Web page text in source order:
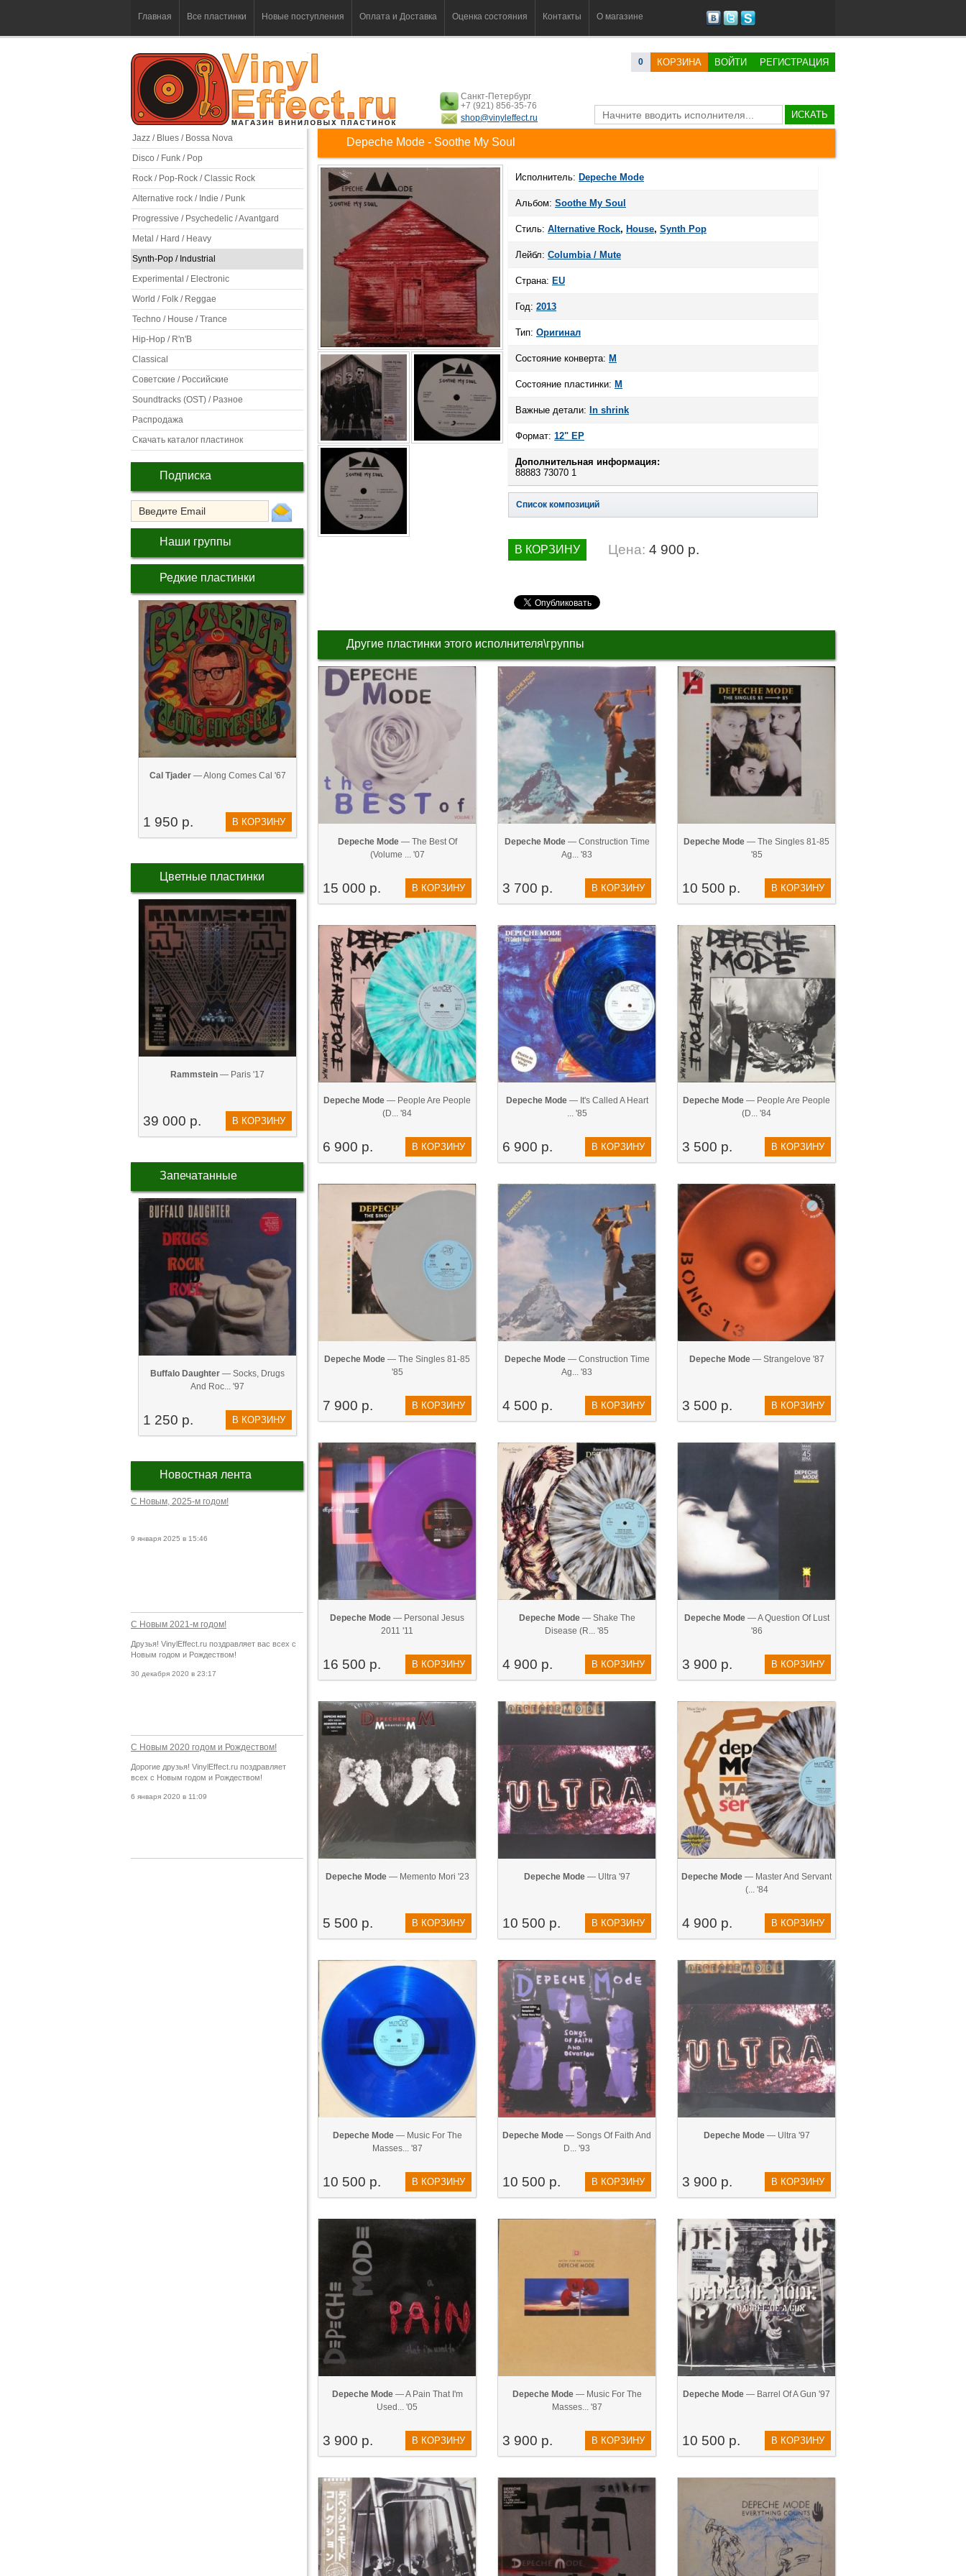
Главная Все пластинки Новые поступления Оплата и Доставка Оценка состояния Контакты О магазине
0 КОРЗИНА ВОЙТИ РЕГИСТРАЦИЯ
Санкт-Петербург
+7 (921) 856-35-76
shop@vinyleffect.ru
ИСКАТЬ
Jazz / Blues / Bossa Nova
Disco / Funk / Pop
Rock / Pop-Rock / Classic Rock
Alternative rock / Indie / Punk
Progressive / Psychedelic / Avantgard
Metal / Hard / Heavy
Synth-Pop / Industrial
Experimental / Electronic
World / Folk / Reggae
Techno / House / Trance
Hip-Hop / R'n'B
Classical
Советские / Российские
Soundtracks (OST) / Разное
Распродажа
Скачать каталог пластинок
Подписка
Наши группы
Редкие пластинки
Cal Tjader— Along Comes Cal '67
1 950 р. В КОРЗИНУ
Цветные пластинки
Rammstein — Paris '17
39 000 р. В КОРЗИНУ
Запечатанные
Buffalo Daughter — Socks, Drugs
And Roc... '97
1 250 р. В КОРЗИНУ
Новостная лента
С Новым, 2025-м годом!
9 января 2025 в 15:46
С Новым 2021-м годом!
Друзья! VinylEffect.ru поздравляет вас всех с
Новым годом и Рождеством!
30 декабря 2020 в 23:17
С Новым 2020 годом и Рождеством!
Дорогие друзья! VinylEffect.ru поздравляет
всех с Новым годом и Рождеством!
6 января 2020 в 11:09
Depeche Mode - Soothe My Soul
Исполнитель: Depeche Mode
Альбом: Soothe My Soul
Стиль: Alternative Rock, House, Synth Pop
Лейбл: Columbia / Mute
Страна: EU
Год: 2013
Тип: Оригинал
Состояние конверта: M
Состояние пластинки: M
Важные детали: In shrink
Формат: 12" EP
Дополнительная информация:
88883 73070 1
Список композиций
В КОРЗИНУ Цена: 4 900 р.
Другие пластинки этого исполнителя\группы
Depeche Mode— The Best Of
(Volume ... '07
15 000 р. В КОРЗИНУ
Depeche Mode— Construction Time
Ag... '83
3 700 р. В КОРЗИНУ
Depeche Mode — The Singles 81-85
'85
10 500 р. В КОРЗИНУ
Depeche Mode — People Are People
(D... '84
6 900 р. В КОРЗИНУ
Depeche Mode— It's Called A Heart
... '85
6 900 р. В КОРЗИНУ
Depeche Mode — People Are People
(D... '84
3 500 р. В КОРЗИНУ
Depeche Mode — The Singles 81-85
'85
7 900 р. В КОРЗИНУ
Depeche Mode— Construction Time
Ag... '83
4 500 р. В КОРЗИНУ
Depeche Mode— Strangelove '87
3 500 р. В КОРЗИНУ
Depeche Mode — Personal Jesus
2011 '11
16 500 р. В КОРЗИНУ
Depeche Mode— Shake The
Disease (R... '85
4 900 р. В КОРЗИНУ
Depeche Mode— A Question Of Lust
'86
3 900 р. В КОРЗИНУ
Depeche Mode— Memento Mori '23
5 500 р. В КОРЗИНУ
Depeche Mode— Ultra '97
10 500 р. В КОРЗИНУ
Depeche Mode — Master And Servant
(... '84
4 900 р. В КОРЗИНУ
Depeche Mode— Music For The
Masses... '87
10 500 р. В КОРЗИНУ
Depeche Mode — Songs Of Faith And
D... '93
10 500 р. В КОРЗИНУ
Depeche Mode— Ultra '97
3 900 р. В КОРЗИНУ
Depeche Mode— A Pain That I'm
Used... '05
3 900 р. В КОРЗИНУ
Depeche Mode— Music For The
Masses... '87
3 900 р. В КОРЗИНУ
Depeche Mode — Barrel Of A Gun '97
10 500 р. В КОРЗИНУ